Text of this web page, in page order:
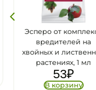
Эсперо от комплекса
вредителей на
хвойных и лиственных
растениях, 1 мл
53₽
В корзину